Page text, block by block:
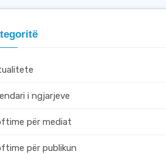
i ngjarjeve
për mediat
për publikun